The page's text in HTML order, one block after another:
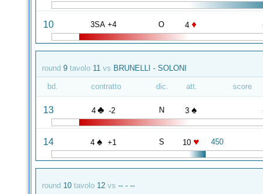
10 3SA +4 O 4 ♦
round 9 tavolo 11 vs BRUNELLI - SOLONI
bd. contratto dic. att. score
13 4 ♣ -2 N 3 ♠
14 4 ♠ +1 S 10 ♥ 450
round 10 tavolo 12 vs -- - --